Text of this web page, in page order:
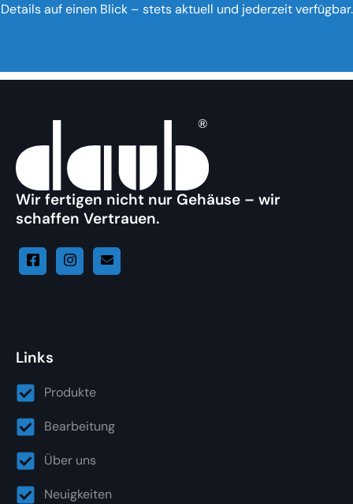
Details auf einen Blick – stets aktuell und jederzeit verfügbar.
Wir fertigen nicht nur Gehäuse – wir
schaffen Vertrauen.
Links
Produkte
Bearbeitung
Über uns
Neuigkeiten